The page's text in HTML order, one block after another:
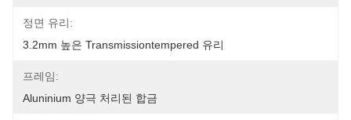
정면 유리:
3.2mm 높은 Transmissiontempered 유리
프레임:
Aluninium 양극 처리된 합금